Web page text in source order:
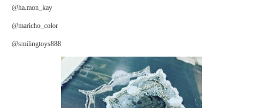
@ha.mon_kay
@maricho_color
@smilingtoys888